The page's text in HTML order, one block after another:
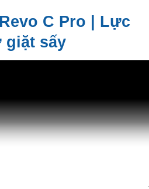
C Pro | Lực
giặt sấy